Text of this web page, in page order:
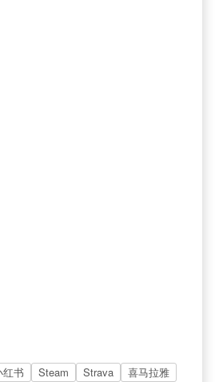
红书 Steam Strava 喜马拉雅